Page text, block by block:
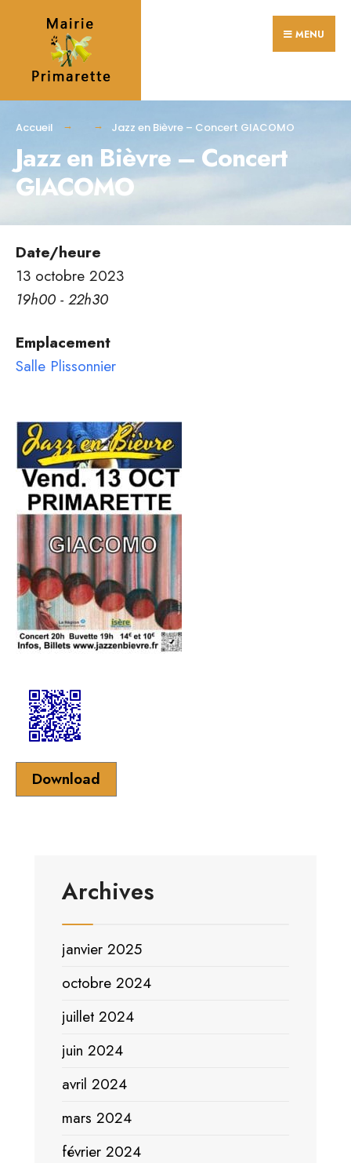
content
MENU
Accueil Jazz en Bièvre – Concert GIACOMO
Jazz en Bièvre – Concert
GIACOMO
Date/heure
13 octobre 2023
19h00 - 22h30
Emplacement
Salle Plissonnier
Download
Archives
janvier 2025
octobre 2024
juillet 2024
juin 2024
avril 2024
mars 2024
février 2024
for: